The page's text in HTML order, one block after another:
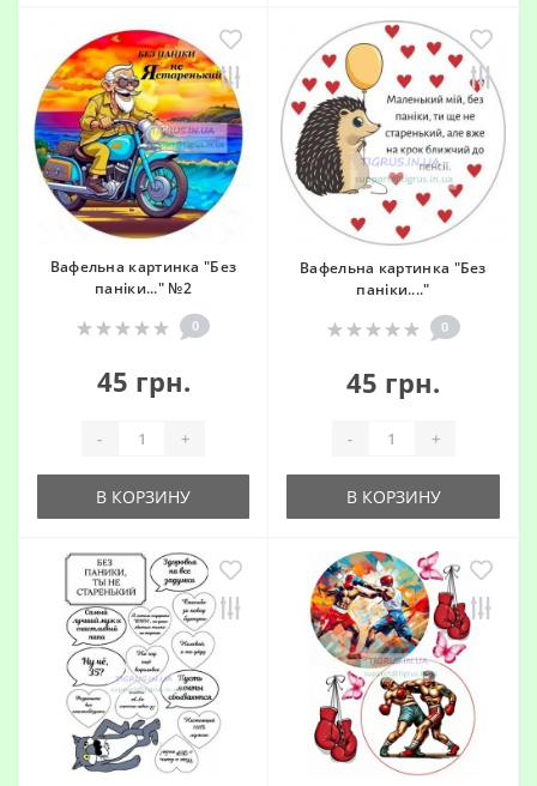
Вафельна картинка "Без
паніки..." №2
0
45 грн.
- +
В КОРЗИНУ
Вафельна картинка "Без
паніки...."
0
45 грн.
- +
В КОРЗИНУ